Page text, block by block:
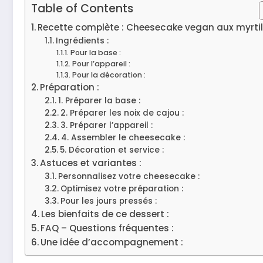
Table of Contents
Recette complète : Cheesecake vegan aux
Ingrédients :
Pour la base :
Pour l’appareil :
Pour la décoration :
Préparation :
1. Préparer la base :
2. Préparer les noix de cajou :
3. Préparer l’appareil :
4. Assembler le cheesecake :
5. Décoration et service :
Astuces et variantes :
Personnalisez votre cheesecake :
Optimisez votre préparation :
Pour les jours pressés :
Les bienfaits de ce dessert :
FAQ – Questions fréquentes :
Une idée d’accompagnement :